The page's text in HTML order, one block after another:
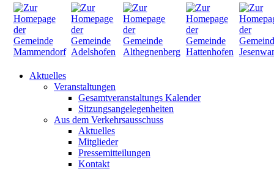
Aktuelles
Veranstaltungen
Gesamtveranstaltungs Kalender
Sitzungsangelegenheiten
Aus dem Verkehrsausschuss
Aktuelles
Mitglieder
Pressemitteilungen
Kontakt